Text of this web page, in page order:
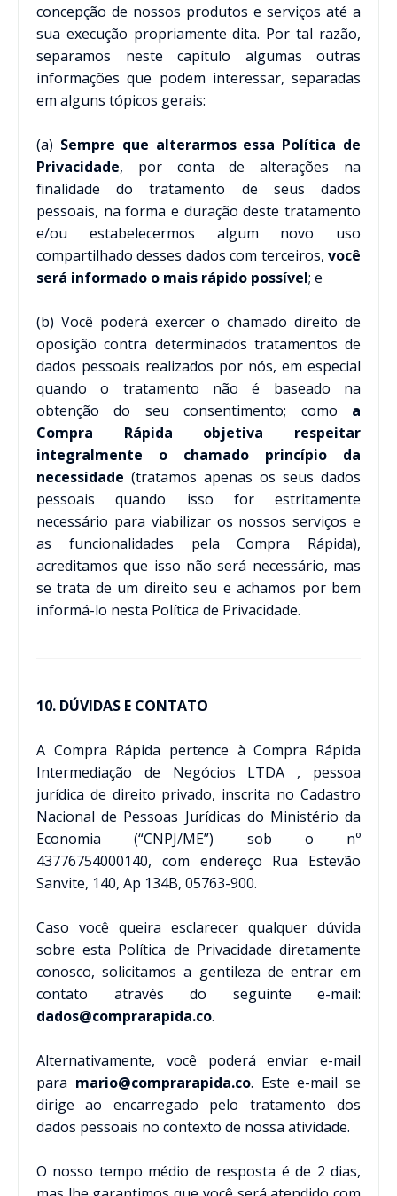
concepção de nossos produtos e serviços até a
sua execução propriamente dita. Por tal razão,
separamos neste capítulo algumas outras
informações que podem interessar, separadas
em alguns tópicos gerais:
(a) Sempre que alterarmos essa Política de
Privacidade, por conta de alterações na
finalidade do tratamento de seus dados
pessoais, na forma e duração deste tratamento
e/ou estabelecermos algum novo uso
compartilhado desses dados com terceiros, você
será informado o mais rápido possível; e
(b) Você poderá exercer o chamado direito de
oposição contra determinados tratamentos de
dados pessoais realizados por nós, em especial
quando o tratamento não é baseado na
obtenção do seu consentimento; como a
Compra Rápida objetiva respeitar
integralmente o chamado princípio da
necessidade (tratamos apenas os seus dados
pessoais quando isso for estritamente
necessário para viabilizar os nossos serviços e
as funcionalidades pela Compra Rápida),
acreditamos que isso não será necessário, mas
se trata de um direito seu e achamos por bem
informá-lo nesta Política de Privacidade.
10. DÚVIDAS E CONTATO
A Compra Rápida pertence à Compra Rápida
Intermediação de Negócios LTDA , pessoa
jurídica de direito privado, inscrita no Cadastro
Nacional de Pessoas Jurídicas do Ministério da
Economia (“CNPJ/ME”) sob o nº
43776754000140, com endereço Rua Estevão
Sanvite, 140, Ap 134B, 05763-900.
Caso você queira esclarecer qualquer dúvida
sobre esta Política de Privacidade diretamente
conosco, solicitamos a gentileza de entrar em
contato através do seguinte e-mail:
dados@comprarapida.co.
Alternativamente, você poderá enviar e-mail
para mario@comprarapida.co. Este e-mail se
dirige ao encarregado pelo tratamento dos
dados pessoais no contexto de nossa atividade.
O nosso tempo médio de resposta é de 2 dias,